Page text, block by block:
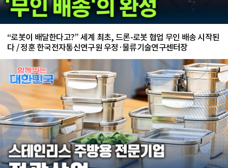
“로봇이 배달한다고?” 세계 최초, 드론-로봇 협업 무인 배송 시작된
다 / 정훈 한국전자통신연구원 우정·물류기술연구센터장